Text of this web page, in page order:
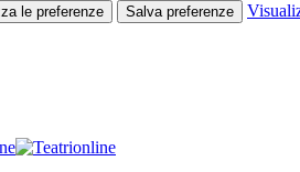
le preferenze Salva preferenze